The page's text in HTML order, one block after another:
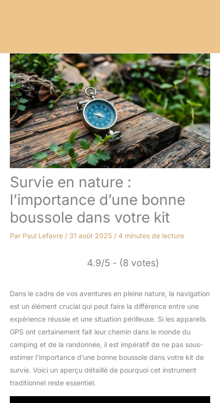
Survie en nature :
l’importance d’une bonne
boussole dans votre kit
Par Paul Lefavre / 31 août 2025 / 4 minutes de lecture
4.9/5 - (8 votes)
Dans le cadre de vos aventures en pleine nature, la navigation
est un élément crucial qui peut faire la différence entre une
expérience réussie et une situation périlleuse. Si les appareils
GPS ont certainement fait leur chemin dans le monde du
camping et de la randonnée, il est impératif de ne pas sous-
estimer l’importance d’une bonne boussole dans votre kit de
survie. Voici un aperçu détaillé de pourquoi cet instrument
traditionnel reste essentiel.